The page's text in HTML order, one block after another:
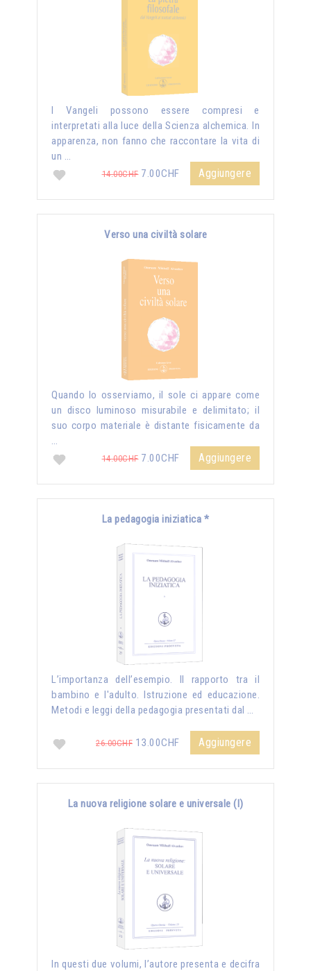
I Vangeli possono essere compresi e
interpretati alla luce della Scienza alchemica. In
apparenza, non fanno che raccontare la vita di
un …
14.00CHF7.00CHF Aggiungere
Verso una civiltà solare
Quando lo osserviamo, il sole ci appare come
un disco luminoso misurabile e delimitato; il
suo corpo materiale è distante fisicamente da
…
14.00CHF7.00CHF Aggiungere
La pedagogia iniziatica *
L’importanza dell’esempio. Il rapporto tra il
bambino e l'adulto. Istruzione ed educazione.
Metodi e leggi della pedagogia presentati dal …
26.00CHF 13.00CHF Aggiungere
La nuova religione solare e universale (I)
In questi due volumi, l’autore presenta e decifra